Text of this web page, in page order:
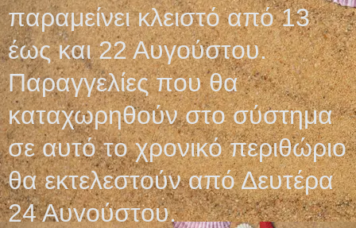
Προσθήκη στο καλάθι
Ωράριο λειτουργίας
ΕΙΔΙΚΟ ΘΕΡΙΝΟ ΩΡΑΡΙΟ
ΔΕΥ-ΠΑΡ: 09:00-14:30
παραμείνει κλειστό από 13
έως και 22 Αυγούστου.
Παραγγελίες που θα
καταχωρηθούν στο σύστημα
σε αυτό το χρονικό περιθώριο
θα εκτελεστούν από Δευτέρα
24 Αυγούστου.